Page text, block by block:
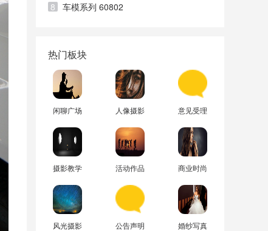
8
车模系列 60802
热门板块
闲聊广场 人像摄影 意见受理
摄影教学 活动作品 商业时尚
风光摄影 公告声明 婚纱写真